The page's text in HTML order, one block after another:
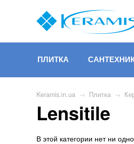
ПЛИТКА
Keramis.in.ua → Плитка →
Lensitile
В этой категории нет ни